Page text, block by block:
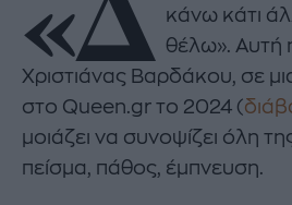
κάνω κάτι
θέλω». Αυτή
Χριστιάνας Βαρδάκου, σε
στο Queen.gr το 2024 (
μοιάζει να συνοψίζει όλη
πείσμα, πάθος, έμπνευση.